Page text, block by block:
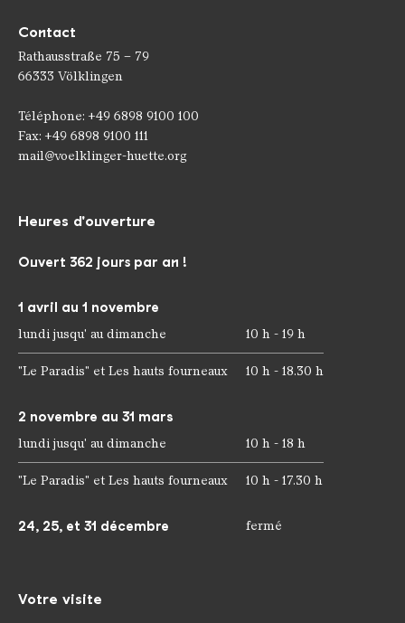
Contact
Rathausstraße 75 – 79
66333 Völklingen
Téléphone: +49 6898 9100 100
Fax: +49 6898 9100 111
mail@voelklinger-huette.org
Votre visite
Heures d'ouverture
Ouvert 362 jours par an !
1 avril au 1 novembre
lundi jusqu' au dimanche 10 h - 19 h
"Le Paradis" et Les hauts fourneaux 10 h - 18.30 h
2 novembre au 31 mars
lundi jusqu' au dimanche 10 h - 18 h
"Le Paradis" et Les hauts fourneaux 10 h - 17.30 h
24, 25, et 31 décembre fermé